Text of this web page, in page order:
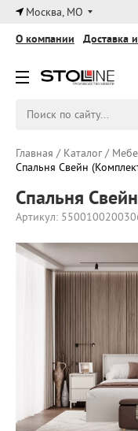
Москва, МО
О компании Доставка
Главная / Каталог/
Спальня Свейн
Спальня
Артикул: